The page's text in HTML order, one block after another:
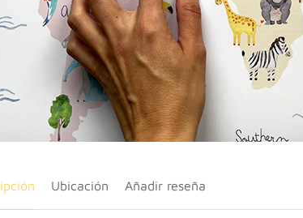
Ubicación Añadir reseña